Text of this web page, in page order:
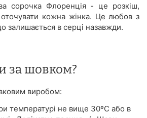
сорочка Флоренція - це розкіш,
кожна жінка. Це любов з
залишається в серці назавжди.
за шовком?
виробом:
температурі не вище 30ºС або в